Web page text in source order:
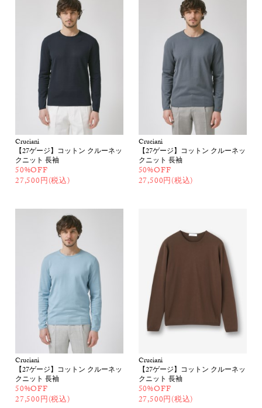
Cruciani
【27ゲージ】コットン クルーネッ
クニット 長袖
50%OFF
27,500円(税込)
Cruciani
【27ゲージ】コットン クルーネッ
クニット 長袖
50%OFF
27,500円(税込)
Cruciani
【27ゲージ】コットン クルーネッ
クニット 長袖
50%OFF
27,500円(税込)
Cruciani
【27ゲージ】コットン クルーネッ
クニット 長袖
50%OFF
27,500円(税込)